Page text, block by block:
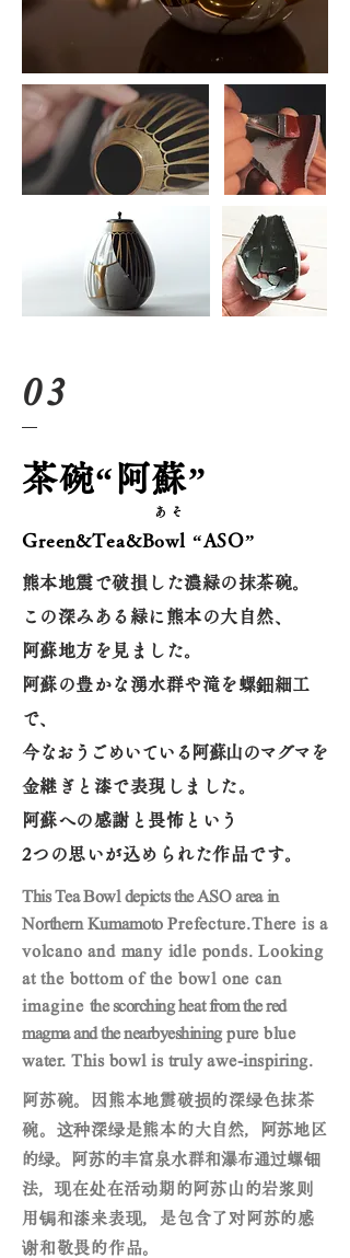
03
茶碗“阿蘇”
あ そ
Green&Tea&Bowl “ASO”
熊本地震で破損した濃緑の抹茶碗。
この深みある緑に熊本の大自然、
阿蘇地方を見ました。
阿蘇の豊かな湧水群や滝を螺鈿細工
で、
今なおうごめいている阿蘇山のマグマを
金継ぎと漆で表現しました。
阿蘇への感謝と畏怖という
2つの思いが込められた作品です。
This Tea Bowl depicts the ASO area in
Northern KumamotoPrefecture.There is a
volcano and many idle ponds. Looking
at the bottom of the bowl onecan
imagine the scorching heat from the red
magma and the nearbyeshiningpure blue
water. This bowl is truly awe-inspiring.
阿苏碗。
因熊本地震破损的深绿色抹茶
碗。 这种深绿是熊本的大自然，
阿苏地区
的绿。
阿苏的丰富泉水群和瀑布通过螺钿
法，现在处在活动期的阿苏山的岩浆则
用锔和漆来表现， 是包含了对阿苏的感
谢和敬畏的作品。